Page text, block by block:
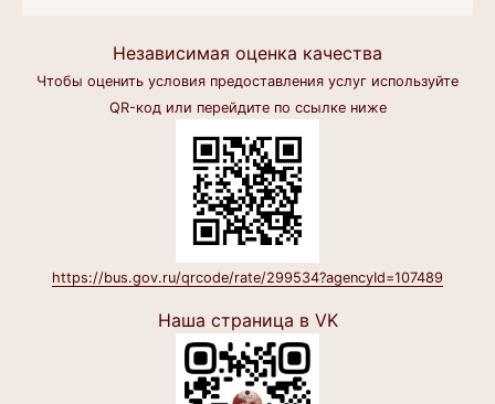
Независимая оценка качества
Чтобы оценить условия предоставления услуг используйте
QR-код или перейдите по ссылке ниже
https://bus.gov.ru/qrcode/rate/299534?agencyId=107489
Наша страница в VK